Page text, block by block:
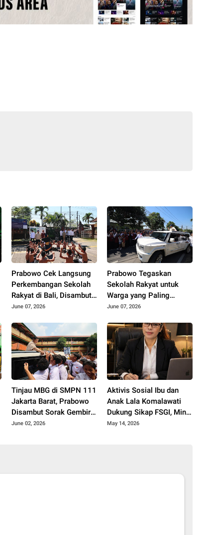
Prabowo Cek Langsung
Perkembangan Sekolah
Rakyat di Bali, Disambut
Semarak Tari Kecak dari
June 07, 2026
Prabowo Tegaskan
Sekolah Rakyat untuk
Warga yang Paling
Miskin dan Kurang
June 07, 2026
Tinjau MBG di SMPN 111
Jakarta Barat, Prabowo
Disambut Sorak Gembira
Para Siswa
June 02, 2026
Aktivis Sosial Ibu dan
Anak Lala Komalawati
Dukung Sikap FSGI, Minta
MPR Utamakan
May 14, 2026